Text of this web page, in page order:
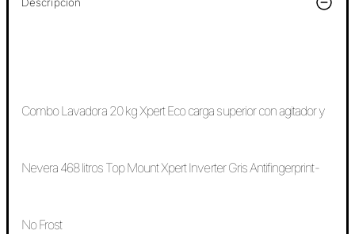
Combo Lavadora 20 kg Xpert Eco carga superior con agitador y
Nevera 468 litros Top Mount Xpert Inverter Gris Antifingerprint-
No Frost